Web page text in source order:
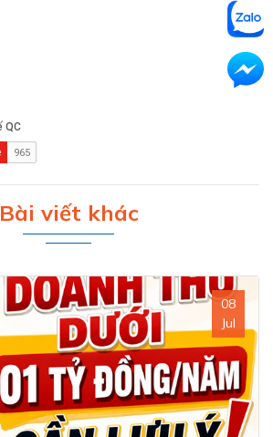
Bài viết khác
08
Jul